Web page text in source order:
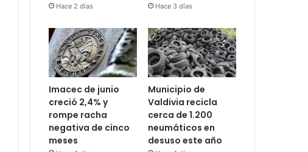
Hace 2 días Hace 3 días
Imacec de junio
creció 2,4% y
rompe racha
negativa de cinco
meses
Municipio de
Valdivia recicla
cerca de 1.200
neumáticos en
desuso este año